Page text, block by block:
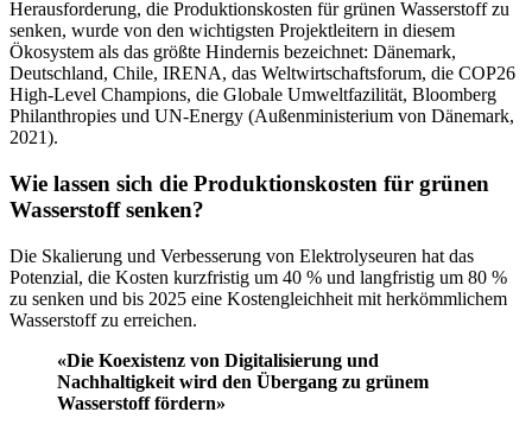
Herausforderung, die Produktionskosten für grünen Wasserstoff zu
senken, wurde von den wichtigsten Projektleitern in diesem
Ökosystem als das größte Hindernis bezeichnet: Dänemark,
Deutschland, Chile, IRENA, das Weltwirtschaftsforum, die COP26
High-Level Champions, die Globale Umweltfazilität, Bloomberg
Philanthropies und UN-Energy (Außenministerium von Dänemark,
2021).
Wie lassen sich die Produktionskosten für grünen
Wasserstoff senken?
Die Skalierung und Verbesserung von Elektrolyseuren hat das
Potenzial, die Kosten kurzfristig um 40 % und langfristig um 80 %
zu senken und bis 2025 eine Kostengleichheit mit herkömmlichem
Wasserstoff zu erreichen.
«Die Koexistenz von Digitalisierung und
Nachhaltigkeit wird den Übergang zu grünem
Wasserstoff fördern»